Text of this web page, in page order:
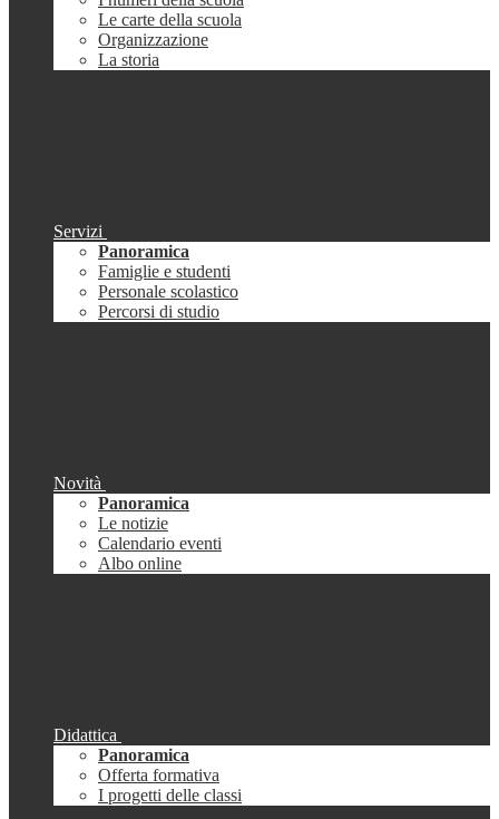
Le carte della scuola
Organizzazione
La storia
Servizi
Panoramica
Famiglie e studenti
Personale scolastico
Percorsi di studio
Novità
Panoramica
Le notizie
Calendario eventi
Albo online
Didattica
Panoramica
Offerta formativa
I progetti delle classi